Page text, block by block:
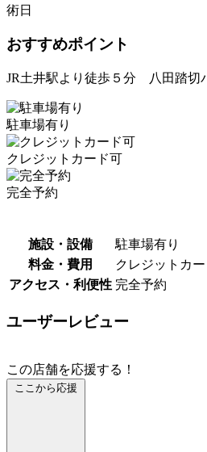
術日
おすすめポイント
JR土井駅より徒歩５分 八田踏切
駐車場有り
クレジットカード可
完全予約
施設・設備
駐車場有り
料金・費用
クレジットカ
アクセス・利便性 完全予約
ユーザーレビュー
この店舗を応援する！
ここから応援